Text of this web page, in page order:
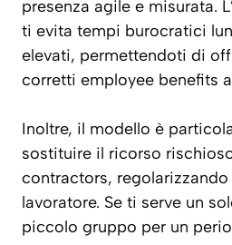
presenza agile e misurata.
ti evita tempi burocratici
elevati, permettendoti di
corretti employee benefits
Inoltre, il modello è
sostituire il ricorso
contractors,
lavoratore. Se ti serve un
piccolo gruppo per un